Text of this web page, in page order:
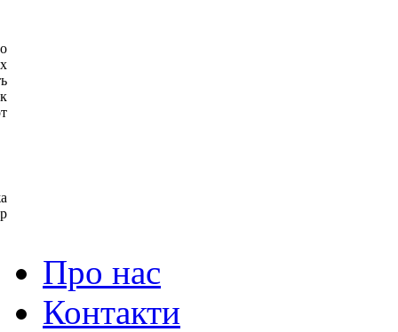
Про нас
Контакти